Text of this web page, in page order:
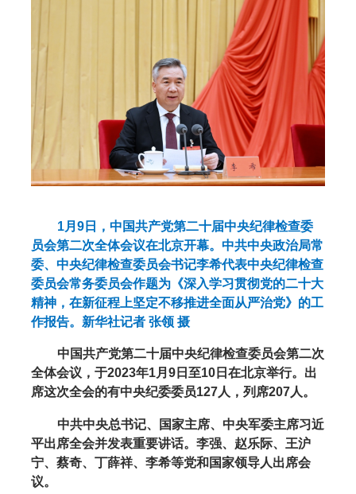
1月9日，中国共产党第二十届中央纪律检查委
员会第二次全体会议在北京开幕。中共中央政治局常
委、中央纪律检查委员会书记李希代表中央纪律检查
委员会常务委员会作题为《深入学习贯彻党的二十大
精神，在新征程上坚定不移推进全面从严治党》的工
作报告。新华社记者 张领 摄
中国共产党第二十届中央纪律检查委员会第二次
全体会议，于2023年1月9日至10日在北京举行。出
席这次全会的有中央纪委委员127人，列席207人。
中共中央总书记、国家主席、中央军委主席习近
平出席全会并发表重要讲话。李强、赵乐际、王沪
宁、蔡奇、丁薛祥、李希等党和国家领导人出席会
议。